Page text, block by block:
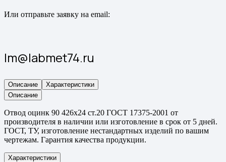
Или отправьте заявку на email:
lm@labmet74.ru
Описание
Характеристики
Описание
Отвод оцинк 90 426х24 ст.20 ГОСТ 17375-2001 от
производителя в наличии или изготовление в срок от 5 дней.
ГОСТ, ТУ, изготовление нестандартных изделий по вашим
чертежам. Гарантия качества продукции.
Характеристики